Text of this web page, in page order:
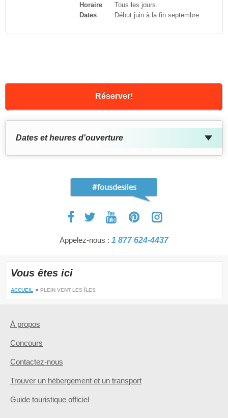
Horaire
Tous les jours.
Dates
Début juin à la fin septembre.
Réserver!
Dates et heures d'ouverture
#fousdesiles
Appelez-nous : 1 877 624-4437
Vous êtes ici
ACCUEIL PLEIN VENT LES ÎLES
À propos
Concours
Contactez-nous
Trouver un hébergement et un transport
Guide touristique officiel